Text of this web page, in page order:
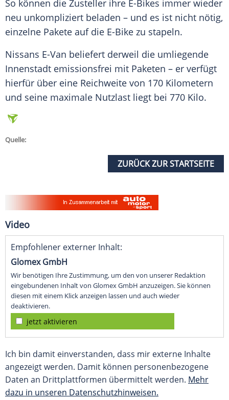
So können die Zusteller ihre E-Bikes immer wieder
neu unkompliziert beladen – und es ist nicht nötig,
einzelne Pakete auf die E-Bike zu stapeln.
Nissans E-Van beliefert derweil die umliegende
Innenstadt emissionsfrei mit Paketen – er verfügt
hierfür über eine Reichweite von 170 Kilometern
und seine maximale Nutzlast liegt bei 770 Kilo.
Quelle:
ZURÜCK ZUR STARTSEITE
Video
Empfohlener externer Inhalt:
Glomex GmbH
Wir benötigen Ihre Zustimmung, um den von unserer Redaktion
eingebundenen Inhalt von Glomex GmbH anzuzeigen. Sie können
diesen mit einem Klick anzeigen lassen und auch wieder
deaktivieren.
jetzt aktivieren
Ich bin damit einverstanden, dass mir externe Inhalte
angezeigt werden. Damit können personenbezogene
Daten an Drittplattformen übermittelt werden. Mehr
dazu in unseren Datenschutzhinweisen.